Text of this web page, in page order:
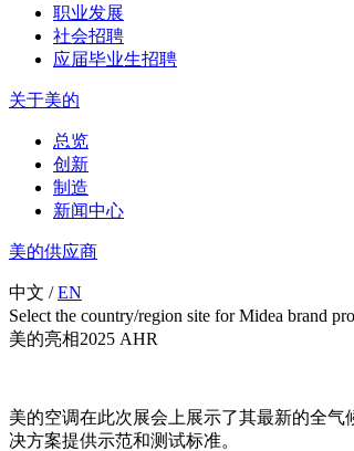
职业发展
社会招聘
应届毕业生招聘
关于美的
总览
创新
制造
新闻中心
美的供应商
中文 / EN
Select the country/region site for Midea brand
美的亮相2025 AHR
美的空调在此次展会上展示了其最新的全气
决方案提供示范和测试标准。